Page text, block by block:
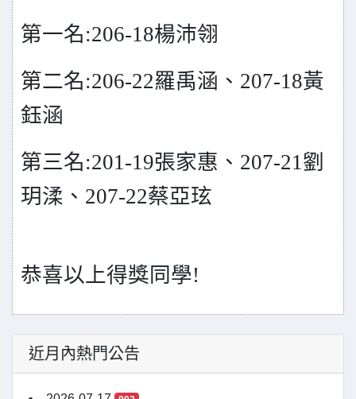
第一名:206-18楊沛翎
第二名:206-22羅禹涵、207-18黃
鈺涵
第三名:201-19張家惠、207-21劉
玥渘、207-22蔡亞玹
恭喜以上得獎同學!
近月內熱門公告